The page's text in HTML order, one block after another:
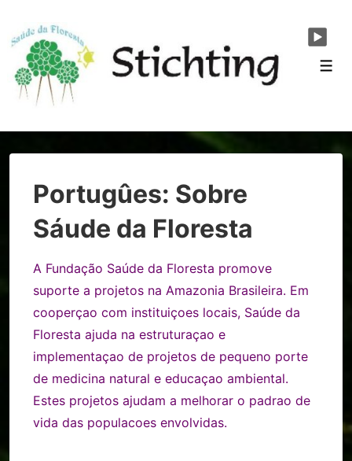
Skip
Main
Content
Portugûes: Sobre
Sáude da Floresta
A Fundação Saúde da Floresta promove
suporte a projetos na Amazonia Brasileira. Em
cooperçao com instituiçoes locais, Saúde da
Floresta ajuda na estruturaçao e
implementaçao de projetos de pequeno porte
de medicina natural e educaçao ambiental.
Estes projetos ajudam a melhorar o padrao de
vida das populacoes envolvidas.